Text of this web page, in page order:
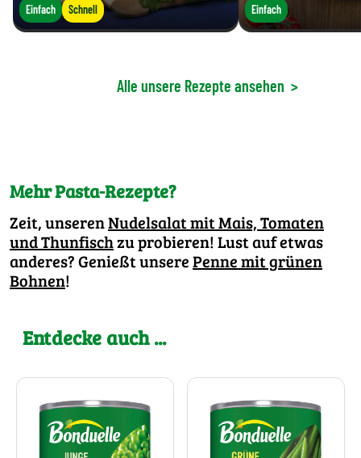
Einfach Schnell Einfach
Alle unsere Rezepte ansehen >
Mehr Pasta-Rezepte?
Zeit, unserenNudelsalat mit Mais, Tomaten
und Thunfischzu probieren! Lust auf etwas
anderes? Genießt unserePenne mit grünen
Bohnen!
Entdecke auch ...